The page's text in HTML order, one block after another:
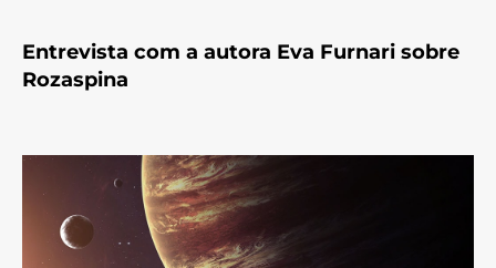
Entrevista com a autora Eva Furnari sobre
Rozaspina